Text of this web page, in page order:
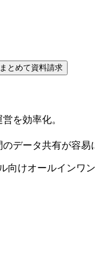
まとめて資料請求
を効率化。
データ共有が容易
向けオールインワ